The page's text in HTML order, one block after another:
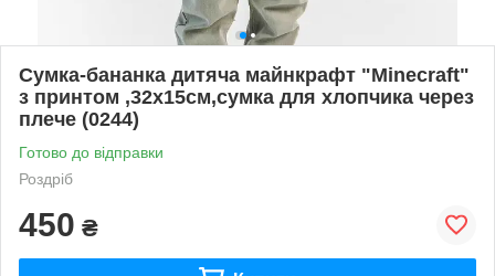
Сумка-бананка дитяча майнкрафт "Minecraft"
з принтом ,32х15см,сумка для хлопчика через
плече (0244)
Готово до відправки
Роздріб
450 ₴